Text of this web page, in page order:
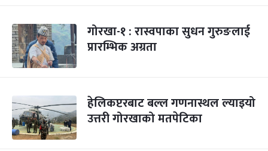
गोरखा-१ : रास्वपाका सुधन गुरुङलाई
प्रारम्भिक अग्रता
हेलिकप्टरबाट बल्ल गणनास्थल ल्याइयो
उत्तरी गोरखाको मतपेटिका